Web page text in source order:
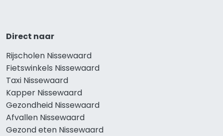
Direct naar
Rijscholen Nissewaard
Fietswinkels Nissewaard
Taxi Nissewaard
Kapper Nissewaard
Gezondheid Nissewaard
Afvallen Nissewaard
Gezond eten Nissewaard